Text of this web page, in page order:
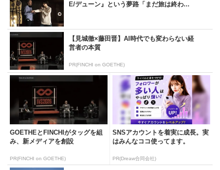
E/デューン』という夢路「まだ旅は終わ...
【見城徹×藤田晋】AI時代でも変わらない経
営者の本質
PR(FINCHI on GOETHE)
GOETHEとFINCHIがタッグを組
み、新メディアを創設
PR(FINCHI on GOETHE)
SNSアカウントを着実に成長。実
はみんなココ使ってます。
PR(Dreaw合同会社)